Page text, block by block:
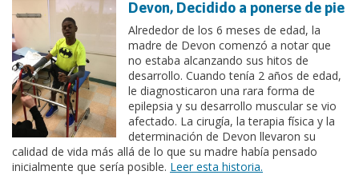
Devon, Decidido a ponerse de pie
Alrededor de los 6 meses de edad, la
madre de Devon comenzó a notar que
no estaba alcanzando sus hitos de
desarrollo. Cuando tenía 2 años de edad,
le diagnosticaron una rara forma de
epilepsia y su desarrollo muscular se vio
afectado. La cirugía, la terapia física y la
determinación de Devon llevaron su
calidad de vida más allá de lo que su madre había pensado
inicialmente que sería posible. Leer esta historia.